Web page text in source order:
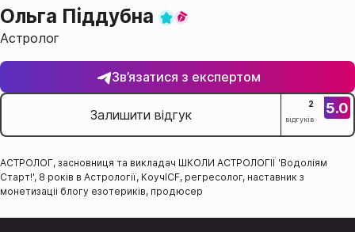
Ольга Піддубна
Астролог
Зв’язатися з експертом
Залишити відгук
2
відгуків
5.0
АСТРОЛОГ, засновниця та викладач ШКОЛИ АСТРОЛОГІЇ 'Водоліям
Старт!', 8 років в Астрології, КоучICF, регресолог, наставник з
монетизаціі блогу езотериків, продюсер